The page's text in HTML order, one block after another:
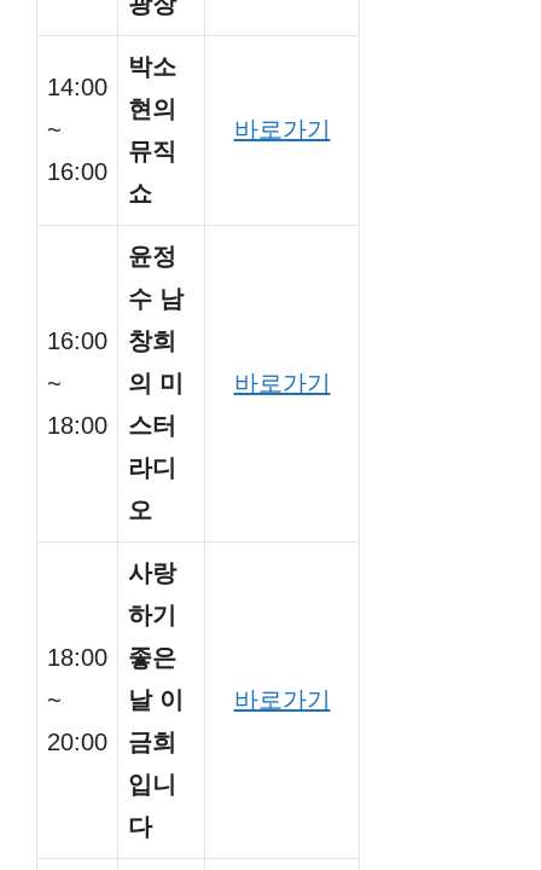
14:00
~
16:00
박소
현의
뮤직
쇼
바로가기
16:00
~
18:00
윤정
수 남
창희
의 미
스터
라디
오
바로가기
18:00
~
20:00
사랑
하기
좋은
날 이
금희
입니
다
바로가기